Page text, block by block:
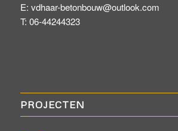
E: vdhaar-betonbouw@outlook.com
T: 06-44244323
PROJECTEN